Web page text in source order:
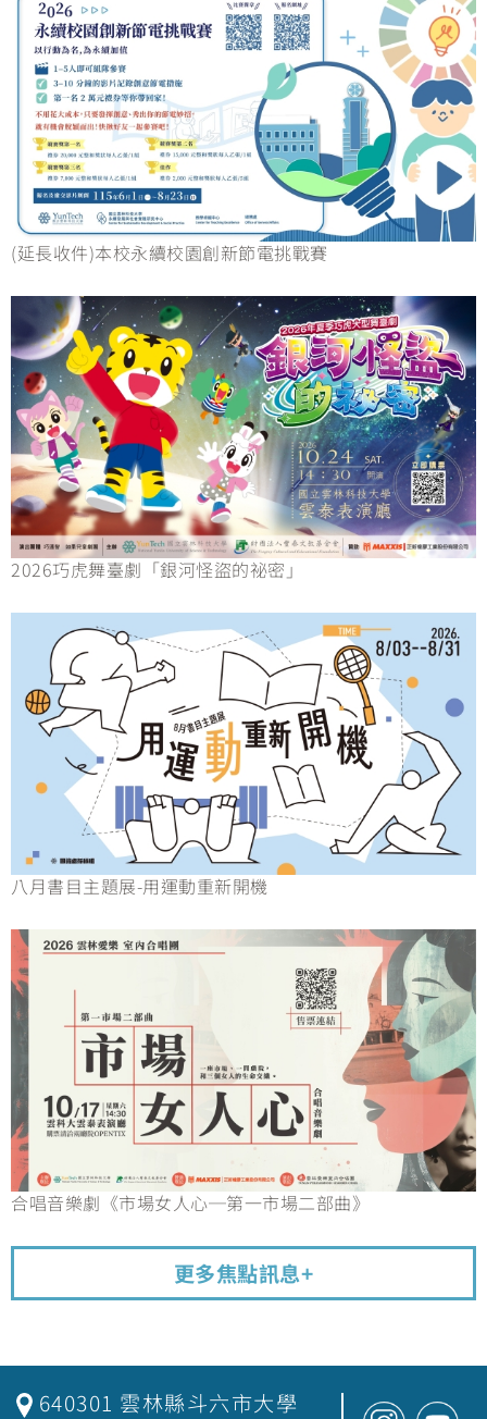
(延長收件)本校永續校園創新節電挑戰賽
2026巧虎舞臺劇「銀河怪盜的祕密」
八月書目主題展-用運動重新開機
合唱音樂劇《市場女人心─第一市場二部曲》
更多焦點訊息+
640301 雲林縣斗六市大學